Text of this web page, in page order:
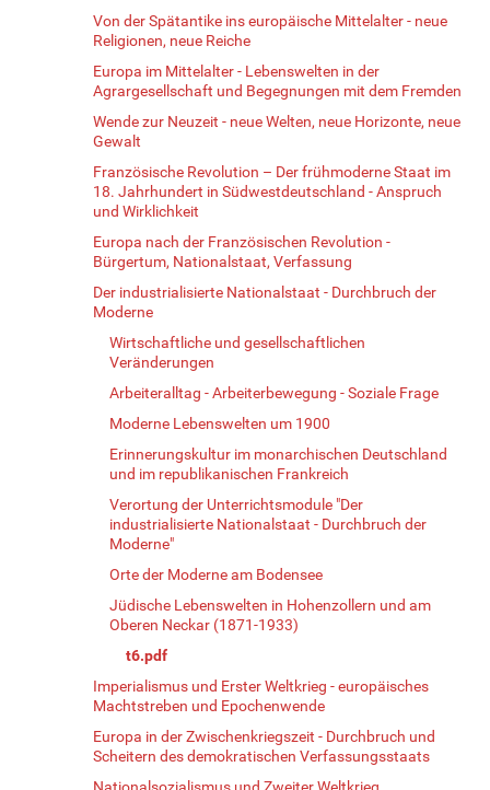
Von der Spätantike ins europäische Mittelalter - neue
Religionen, neue Reiche
Europa im Mittelalter - Lebenswelten in der
Agrargesellschaft und Begegnungen mit dem Fremden
Wende zur Neuzeit - neue Welten, neue Horizonte, neue
Gewalt
Französische Revolution – Der frühmoderne Staat im
18. Jahrhundert in Südwestdeutschland - Anspruch
und Wirklichkeit
Europa nach der Französischen Revolution -
Bürgertum, Nationalstaat, Verfassung
Der industrialisierte Nationalstaat - Durchbruch der
Moderne
Wirtschaftliche und gesellschaftlichen
Veränderungen
Arbeiteralltag - Arbeiterbewegung - Soziale Frage
Moderne Lebenswelten um 1900
Erinnerungskultur im monarchischen Deutschland
und im republikanischen Frankreich
Verortung der Unterrichtsmodule "Der
industrialisierte Nationalstaat - Durchbruch der
Moderne"
Orte der Moderne am Bodensee
Jüdische Lebenswelten in Hohenzollern und am
Oberen Neckar (1871-1933)
t6.pdf
Imperialismus und Erster Weltkrieg - europäisches
Machtstreben und Epochenwende
Europa in der Zwischenkriegszeit - Durchbruch und
Scheitern des demokratischen Verfassungsstaats